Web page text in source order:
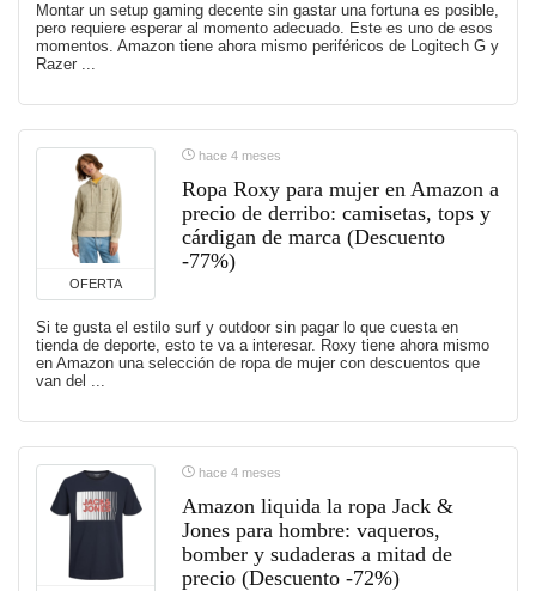
Montar un setup gaming decente sin gastar una fortuna es posible,
pero requiere esperar al momento adecuado. Este es uno de esos
momentos. Amazon tiene ahora mismo periféricos de Logitech G y
Razer ...
OFERTA
hace 4 meses
Ropa Roxy para mujer en Amazon a
precio de derribo: camisetas, tops y
cárdigan de marca (Descuento
-77%)
Si te gusta el estilo surf y outdoor sin pagar lo que cuesta en
tienda de deporte, esto te va a interesar. Roxy tiene ahora mismo
en Amazon una selección de ropa de mujer con descuentos que
van del ...
hace 4 meses
Amazon liquida la ropa Jack &
Jones para hombre: vaqueros,
bomber y sudaderas a mitad de
precio (Descuento -72%)